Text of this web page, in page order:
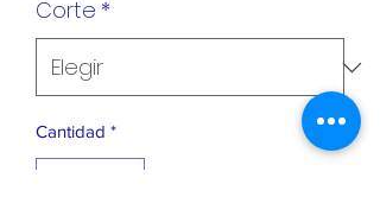
Corte *
Cantidad *